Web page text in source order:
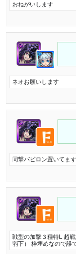
おねがいします
ネオお願いします
同撃バビロン置いてま
戦型の加撃３種特L 超
弱下） 枠埋めなので誰